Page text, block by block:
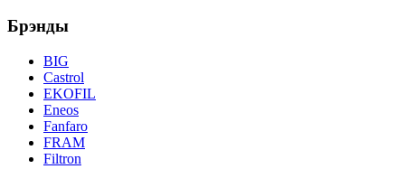
Брэнды
BIG
Castrol
EKOFIL
Eneos
Fanfaro
FRAM
Filtron